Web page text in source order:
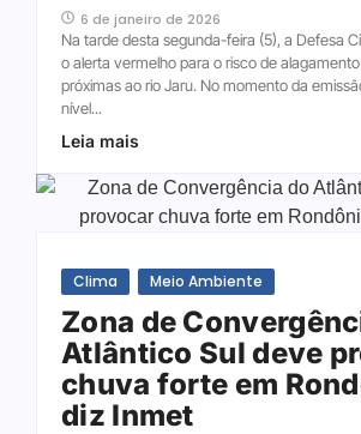
6 de janeiro de 2026
Na tarde desta segunda-feira (5), a Defesa
o alerta vermelho para o risco de
próximas ao rio Jaru. No momento da
nível...
Leia mais
Clima Meio Ambiente
Zona de
Atlântico Sul deve
chuva forte em
diz Inmet